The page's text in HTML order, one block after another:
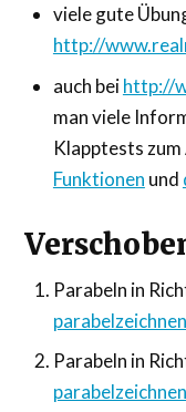
viele gute
http://
auch beihttp://
man viele
Klapptests
Funktionen und
Parabeln in
Parabeln in